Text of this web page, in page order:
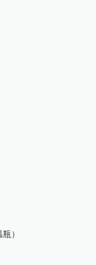
）